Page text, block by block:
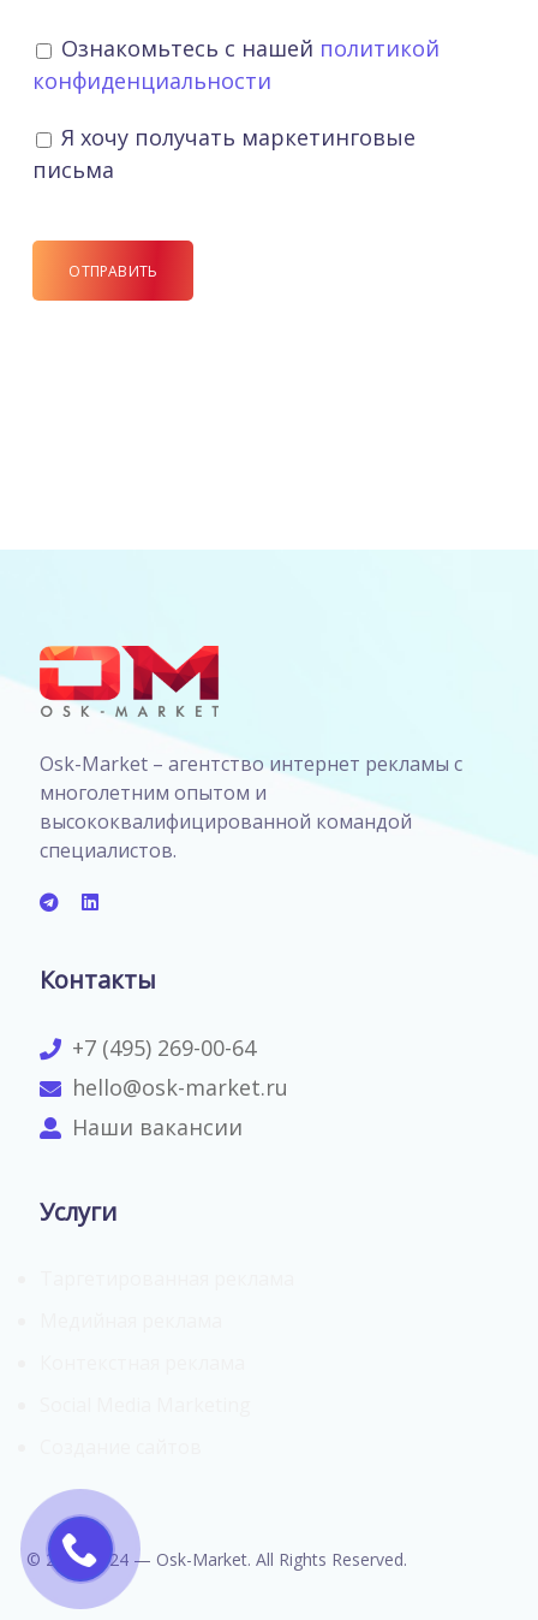
Ознакомьтесь с нашей политикой
конфиденциальности
Я хочу получать маркетинговые
письма
Osk-Market – агентство интернет рекламы с
многолетним опытом и
высококвалифицированной командой
специалистов.
Контакты
+7 (495) 269-00-64
hello@osk-market.ru
Наши вакансии
Услуги
© 2009-2024 — Osk-Market. All Rights Reserved.